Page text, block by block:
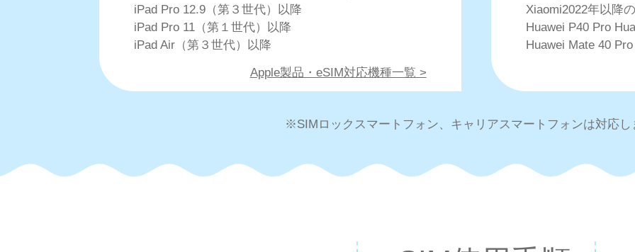
iPad Pro 12.9（第３世代）以降
iPad Pro 11（第１世代）以降
iPad Air（第３世代）以降
Apple製品・eSIM対応機種一覧 >
Xiaomi2022年以降
Huawei P40 Pro
Huawei Mate 40 Pro
※SIMロックスマートフォン、キャリアスマートフォンは対応し